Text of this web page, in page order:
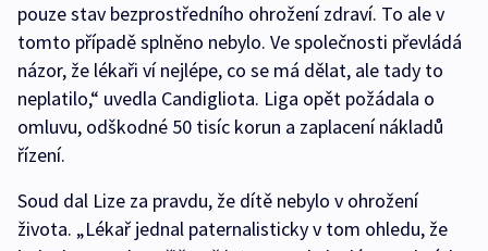
pouze stav bezprostředního ohrožení zdraví. To ale v
tomto případě splněno nebylo. Ve společnosti převládá
názor, že lékaři ví nejlépe, co se má dělat, ale tady to
neplatilo,“ uvedla Candigliota. Liga opět požádala o
omluvu, odškodné 50 tisíc korun a zaplacení nákladů
řízení.
Soud dal Lize za pravdu, že dítě nebylo v ohrožení
života. „Lékař jednal paternalisticky v tom ohledu, že